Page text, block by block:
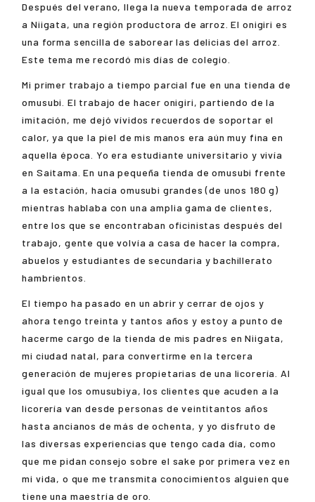
Después del verano, llega la nueva temporada de arroz
a Niigata, una región productora de arroz. El onigiri es
una forma sencilla de saborear las delicias del arroz.
Este tema me recordó mis días de colegio.
Mi primer trabajo a tiempo parcial fue en una tienda de
omusubi. El trabajo de hacer onigiri, partiendo de la
imitación, me dejó vívidos recuerdos de soportar el
calor, ya que la piel de mis manos era aún muy fina en
aquella época. Yo era estudiante universitario y vivía
en Saitama. En una pequeña tienda de omusubi frente
a la estación, hacía omusubi grandes (de unos 180 g)
mientras hablaba con una amplia gama de clientes,
entre los que se encontraban oficinistas después del
trabajo, gente que volvía a casa de hacer la compra,
abuelos y estudiantes de secundaria y bachillerato
hambrientos.
El tiempo ha pasado en un abrir y cerrar de ojos y
ahora tengo treinta y tantos años y estoy a punto de
hacerme cargo de la tienda de mis padres en Niigata,
mi ciudad natal, para convertirme en la tercera
generación de mujeres propietarias de una licorería. Al
igual que los omusubiya, los clientes que acuden a la
licorería van desde personas de veintitantos años
hasta ancianos de más de ochenta, y yo disfruto de
las diversas experiencias que tengo cada día, como
que me pidan consejo sobre el sake por primera vez en
mi vida, o que me transmita conocimientos alguien que
tiene una maestría de oro.